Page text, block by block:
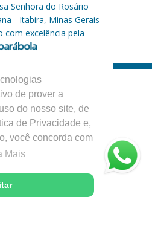
de prover a
do nosso site, de
de Privacidade e,
você concorda com
Mais
Senhora do Rosário
- Itabira, Minas Gerais
com excelência pela